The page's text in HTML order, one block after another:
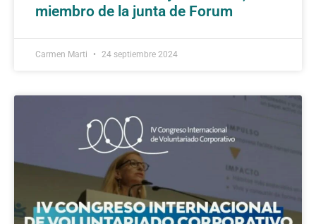
miembro de la junta de Forum
Carmen Marti 24 septiembre 2024